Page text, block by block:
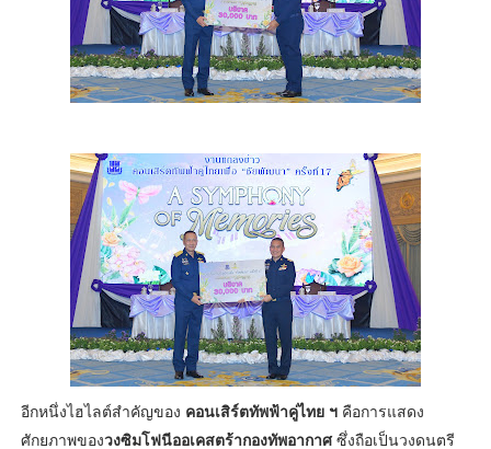
อีกหนึ่งไฮไลต์สำคัญของ คอนเสิร์ตทัพฟ้าคู่ไทย ฯ คือการแสดง
ศักยภาพของวงซิมโฟนีออเคสตร้ากองทัพอากาศซึ่งถือเป็นวงดนตรี